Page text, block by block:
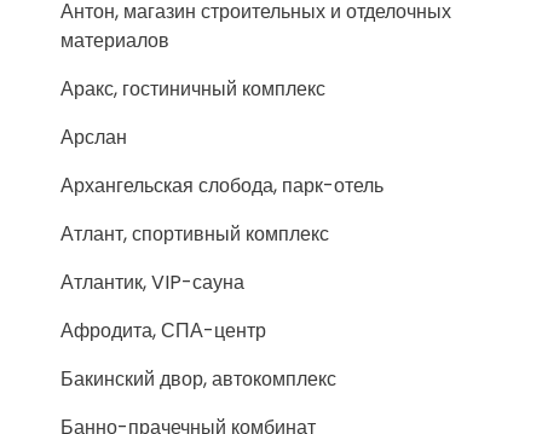
Антон, магазин строительных и отделочных
материалов
Аракс, гостиничный комплекс
Арслан
Архангельская слобода, парк-отель
Атлант, спортивный комплекс
Атлантик, VIP-сауна
Афродита, СПА-центр
Бакинский двор, автокомплекс
Банно-прачечный комбинат